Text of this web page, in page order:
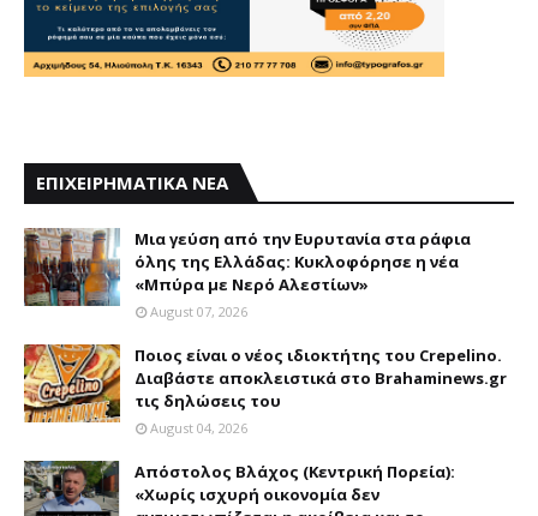
ΕΠΙΧΕΙΡΗΜΑΤΙΚΑ ΝΕΑ
Mια γεύση από την Eυρυτανία στα ράφια
όλης της Ελλάδας: Κυκλοφόρησε η νέα
«Μπύρα με Nερό Aλεστίων»
August 07, 2026
Ποιος είναι ο νέος ιδιοκτήτης του Crepelino.
Διαβάστε αποκλειστικά στο Brahaminews.gr
τις δηλώσεις του
August 04, 2026
Απόστολος Βλάχος (Κεντρική Πορεία):
«Χωρίς ισχυρή οικονομία δεν